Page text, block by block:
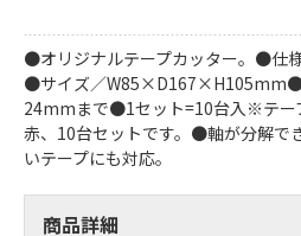
●オリジナルテープカッター。●仕
●サイズ／W85×D167×H105mm●
24mmまで●1セット=10台入※テー
赤、10台セットです。●軸が分解で
いテープにも対応。
商品詳細